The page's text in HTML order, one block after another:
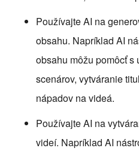
Používajte AI na
obsahu. Napríklad AI
obsahu môžu pomôcť
scenárov, vytváranie
nápadov na videá.
Používajte AI na
videí. Napríklad AI